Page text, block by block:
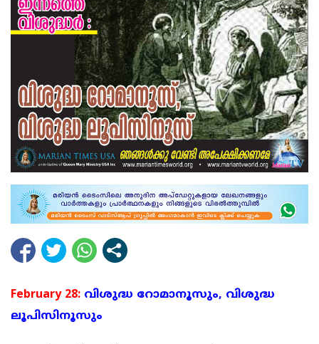
February 28: വിശുദ്ധ റോമാനൂസും, വിശുദ്ധ
ലൂപിസിനൂസും